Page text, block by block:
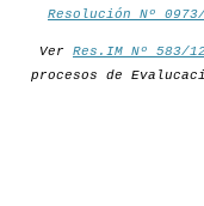
Resolución Nº
Ver Res.IM Nº 583/
procesos de